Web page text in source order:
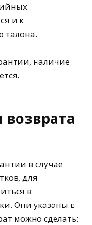
и к
талона.
наличие
в случае
для
в
Они указаны в
можно сделать: